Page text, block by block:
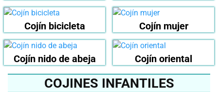
Cojín bicicleta Cojín mujer
Cojín nido de abeja Cojín oriental
COJINES INFANTILES